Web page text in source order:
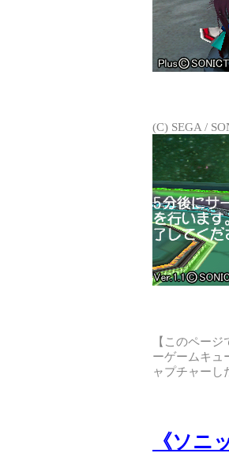
(C) SEGA /
【このペー
ーゲームキュ
ャプチャーし
《ソニ